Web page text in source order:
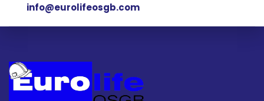
info@eurolifeosgb.com